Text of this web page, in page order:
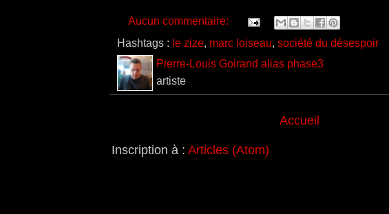
Aucun commentaire:
Hashtags : le zize, marc loiseau, société du désespoir
Pierre-Louis Goirand alias phase3
artiste
Accueil
Inscription à : Articles (Atom)